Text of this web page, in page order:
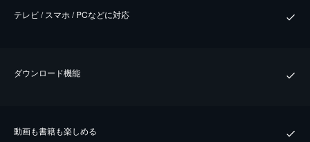
テレビ / スマホ / PCなどに対応
ダウンロード機能
動画も書籍も楽しめる